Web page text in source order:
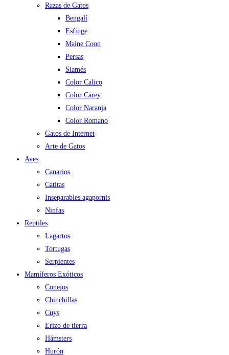
Razas de Gatos
Bengalí
Esfinge
Maine Coon
Persas
Siamés
Color Calico
Color Carey
Color Naranja
Color Romano
Gatos de Internet
Arte de Gatos
Aves
Canarios
Catitas
Inseparables agapornis
Ninfas
Reptiles
Lagartos
Tortugas
Serpientes
Mamíferos Exóticos
Conejos
Chinchillas
Cuys
Erizo de tierra
Hámsters
Hurón